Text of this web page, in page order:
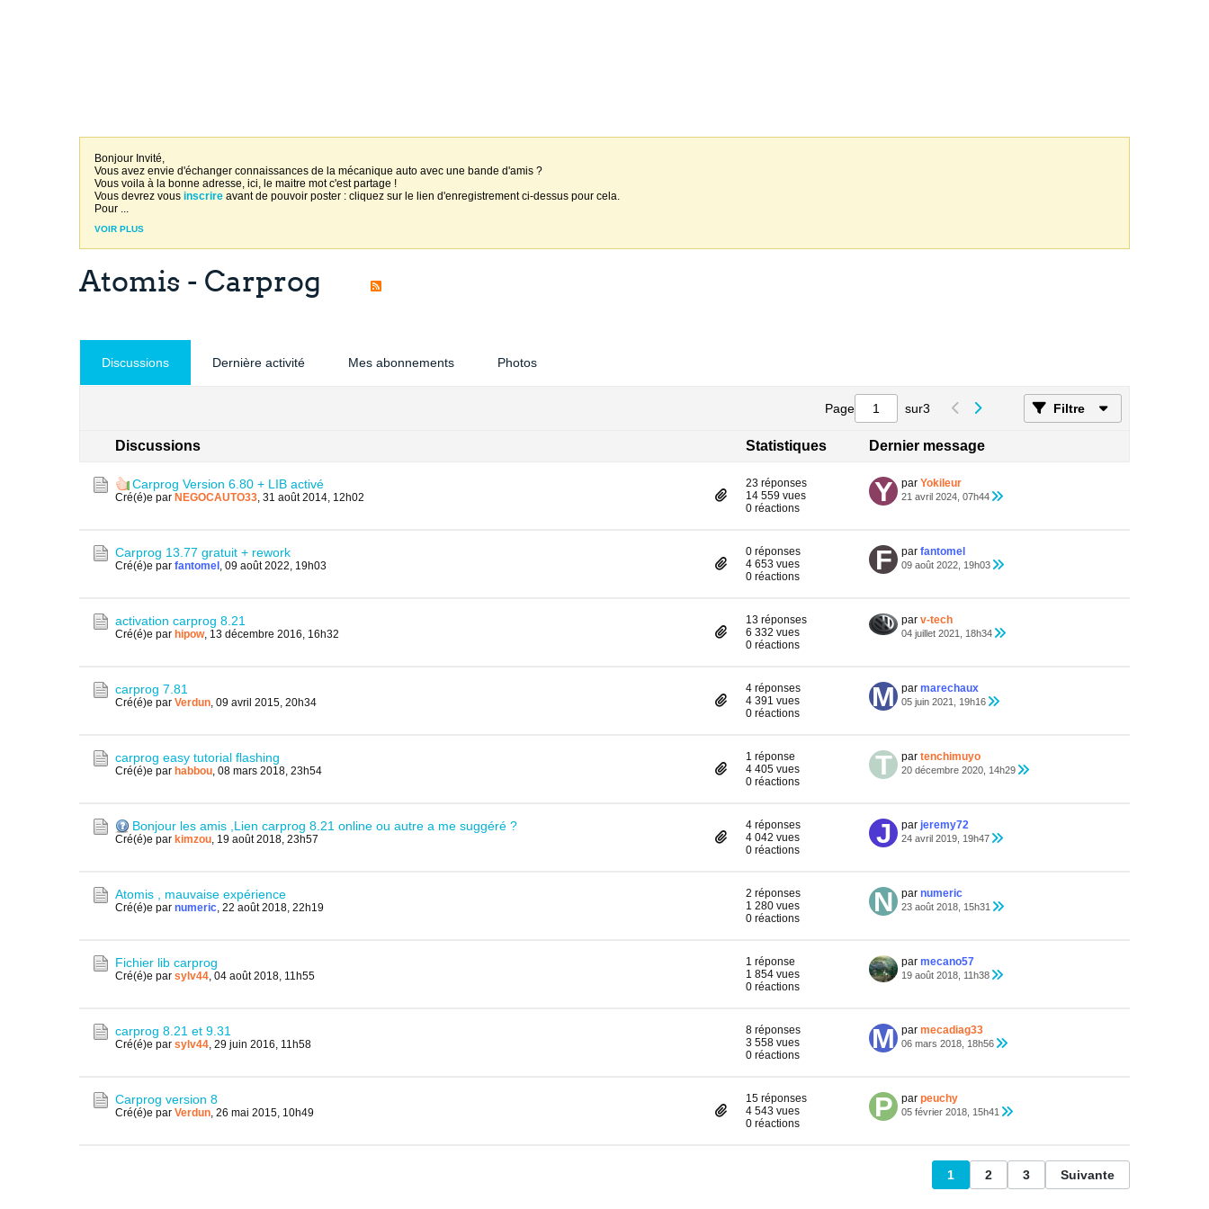
Bonjour Invité,
Vous avez envie d'échanger connaissances de la mécanique auto avec une bande d'amis ?
Vous voila à la bonne adresse, ici, le maitre mot c'est partage !
Vous devrez vous inscrire avant de pouvoir poster : cliquez sur le lien d'enregistrement ci-dessus pour cela.
Pour ...
VOIR PLUS
Atomis - Carprog
Discussions Dernière activité Mes abonnements Photos
Page sur3 Filtre
Discussions Statistiques Dernier message
Carprog Version 6.80 + LIB activé
Cré(é)e par NEGOCAUTO33, 31 août 2014, 12h02
23 réponses
14 559 vues
0 réactions
par Yokileur
21 avril 2024, 07h44
Carprog 13.77 gratuit + rework
Cré(é)e par fantomel , 09 août 2022, 19h03
0 réponses
4 653 vues
0 réactions
par fantomel
09 août 2022, 19h03
activation carprog 8.21
Cré(é)e par hipow, 13 décembre 2016, 16h32
13 réponses
6 332 vues
0 réactions
par v-tech
04 juillet 2021, 18h34
carprog 7.81
Cré(é)e par Verdun, 09 avril 2015, 20h34
4 réponses
4 391 vues
0 réactions
par marechaux
05 juin 2021, 19h16
carprog easy tutorial flashing
Cré(é)e par habbou, 08 mars 2018, 23h54
1 réponse
4 405 vues
0 réactions
par tenchimuyo
20 décembre 2020, 14h29
Bonjour les amis ,Lien carprog 8.21 online ou autre a me suggéré ?
Cré(é)e par kimzou, 19 août 2018, 23h57
4 réponses
4 042 vues
0 réactions
par jeremy72
24 avril 2019, 19h47
Atomis , mauvaise expérience
Cré(é)e par numeric, 22 août 2018, 22h19
2 réponses
1 280 vues
0 réactions
par numeric
23 août 2018, 15h31
Fichier lib carprog
Cré(é)e par sylv44, 04 août 2018, 11h55
1 réponse
1 854 vues
0 réactions
par mecano57
19 août 2018, 11h38
carprog 8.21 et 9.31
Cré(é)e par sylv44, 29 juin 2016, 11h58
8 réponses
3 558 vues
0 réactions
par mecadiag33
06 mars 2018, 18h56
Carprog version 8
Cré(é)e par Verdun, 26 mai 2015, 10h49
15 réponses
4 543 vues
0 réactions
par peuchy
05 février 2018, 15h41
1 2 3 Suivante